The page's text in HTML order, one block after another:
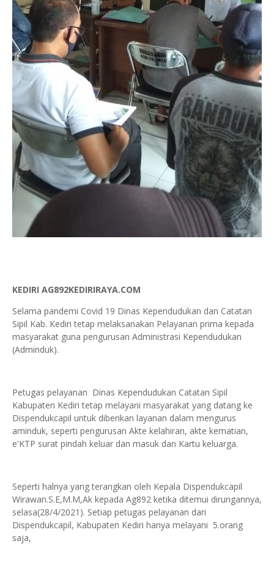
KEDIRI AG892KEDIRIRAYA.COM
Selama pandemi Covid 19 Dinas Kependudukan dan Catatan
Sipil Kab. Kediri tetap melaksanakan Pelayanan prima kepada
masyarakat guna pengurusan Administrasi Kependudukan
(Adminduk).
Petugas pelayanan Dinas Kependudukan Catatan Sipil
Kabupaten Kediri tetap melayani masyarakat yang datang ke
Dispendukcapil untuk diberikan layanan dalam mengurus
aminduk, seperti pengurusan Akte kelahiran, akte kematian,
e'KTP surat pindah keluar dan masuk dan Kartu keluarga.
Seperti halnya yang terangkan oleh Kepala Dispendukcapil
Wirawan.S.E,M.M,Ak kepada Ag892 ketika ditemui dirungannya,
selasa(28/4/2021). Setiap petugas pelayanan dari
Dispendukcapil, Kabupaten Kediri hanya melayani 5.orang
saja,